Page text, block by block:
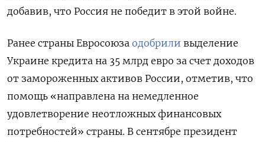
добавив, что Россия не победит в этой войне.
Ранее страны Евросоюза одобрили выделение
Украине кредита на 35 млрд евро за счет доходов
от замороженных активов России, отметив, что
помощь «направлена на немедленное
удовлетворение неотложных финансовых
потребностей» страны. В сентябре президент